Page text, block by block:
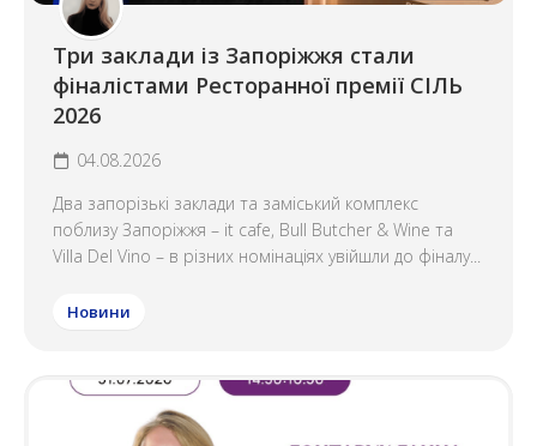
Три заклади із Запоріжжя стали
фіналістами Ресторанної премії СІЛЬ
2026
04.08.2026
Два запорізькі заклади та заміський комплекс
поблизу Запоріжжя – it cafe, Bull Butcher & Wine та
Villa Del Vino – в різних номінаціях увійшли до фіналу...
Новини